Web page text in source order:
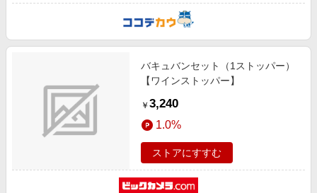
バキュバンセット（1ストッパー）
【ワインストッパー】
￥ 3,240
1.0%
ストアにすすむ